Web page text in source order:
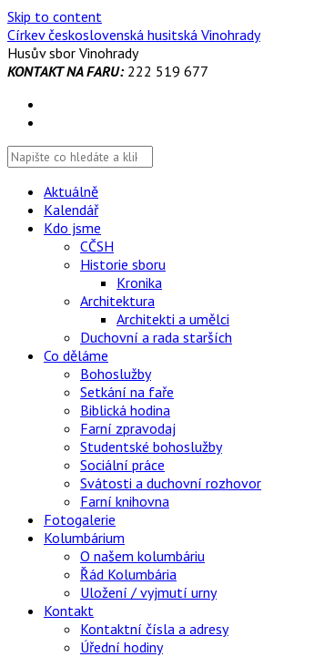
Skip to content
Církev československá husitská Vinohrady
Husův sbor Vinohrady
KONTAKT NA FARU:222 519 677
Aktuálně
Kalendář
Kdo jsme
CČSH
Historie sboru
Kronika
Architektura
Architekti a umělci
Duchovní a rada starších
Co děláme
Bohoslužby
Setkání na faře
Biblická hodina
Farní zpravodaj
Studentské bohoslužby
Sociální práce
Svátosti a duchovní rozhovor
Farní knihovna
Fotogalerie
Kolumbárium
O našem kolumbáriu
Řád Kolumbária
Uložení / vyjmutí urny
Kontakt
Kontaktní čísla a adresy
Úřední hodiny